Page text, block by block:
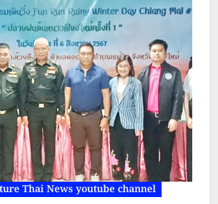
Thai News youtube channel